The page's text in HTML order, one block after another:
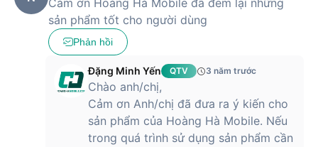
Cảm ơn Hoàng Hà Mobile đã đem lại những
sản phẩm tốt cho người dùng
Phản hồi
Đặng Minh Yến QTV 3 năm trước
Chào anh/chị,
Cảm ơn Anh/chị đã đưa ra ý kiến cho
sản phẩm của Hoàng Hà Mobile. Nếu
trong quá trình sử dụng sản phẩm cần